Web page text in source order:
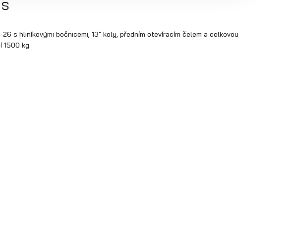
26 s hliníkovými bočnicemi, 13" koly, předním otevíracím čelem a celkovou
1500 kg.